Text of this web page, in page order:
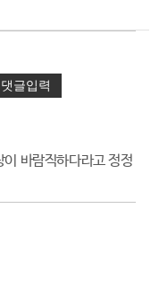
바람직하다라고 정정